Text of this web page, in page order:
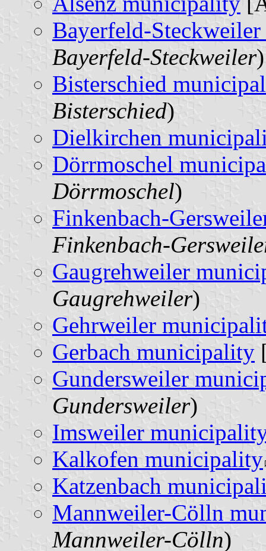
Bayerfeld-
Bayerfeld-Steckweiler)
Bisterschied
Bisterschied)
Dielkirchen
Dörrmoschel
Dörrmoschel)
Finkenbach-
Finkenbach-
Gaugrehweiler
Gaugrehweiler)
Gehrweiler
Gerbach municipality
Gundersweiler
Gundersweiler)
Imsweiler
Kalkofen municipality
Katzenbach
Mannweiler-Cölln
Mannweiler-Cölln)